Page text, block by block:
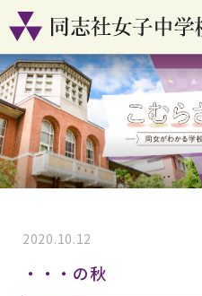
学校
コー
学校
入試
資
お問
2020.10.12
・・・の秋